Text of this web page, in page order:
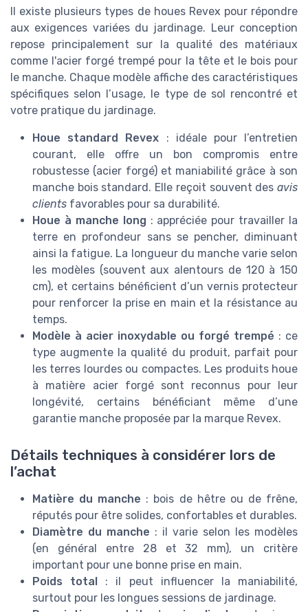
Il existe plusieurs types de houes Revex pour répondre
aux exigences variées du jardinage. Leur conception
repose principalement sur la qualité des matériaux
comme l'acier forgé trempé pour la tête et le bois pour
le manche. Chaque modèle affiche des caractéristiques
spécifiques selon l’usage, le type de sol rencontré et
votre pratique du jardinage.
Houe standard Revex : idéale pour l’entretien
courant, elle offre un bon compromis entre
robustesse (acier forgé) et maniabilité grâce à son
manche bois standard. Elle reçoit souvent des avis
clients favorables pour sa durabilité.
Houe à manche long : appréciée pour travailler la
terre en profondeur sans se pencher, diminuant
ainsi la fatigue. La longueur du manche varie selon
les modèles (souvent aux alentours de 120 à 150
cm), et certains bénéficient d’un vernis protecteur
pour renforcer la prise en main et la résistance au
temps.
Modèle à acier inoxydable ou forgé trempé : ce
type augmente la qualité du produit, parfait pour
les terres lourdes ou compactes. Les produits houe
à matière acier forgé sont reconnus pour leur
longévité, certains bénéficiant même d’une
garantie manche proposée par la marque Revex.
Détails techniques à considérer lors de
l’achat
Matière du manche : bois de hêtre ou de frêne,
réputés pour être solides, confortables et durables.
Diamètre du manche : il varie selon les modèles
(en général entre 28 et 32 mm), un critère
important pour une bonne prise en main.
Poids total : il peut influencer la maniabilité,
surtout pour les longues sessions de jardinage.